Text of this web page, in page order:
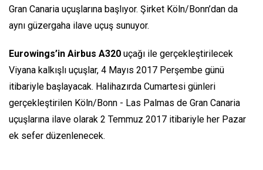
Gran Canaria uçuşlarına başlıyor. Şirket Köln/Bonn’dan da
aynı güzergaha ilave uçuş sunuyor.
Eurowings’in Airbus A320 uçağı ile gerçekleştirilecek
Viyana kalkışlı uçuşlar, 4 Mayıs 2017 Perşembe günü
itibariyle başlayacak. Halihazırda Cumartesi günleri
gerçekleştirilen Köln/Bonn - Las Palmas de Gran Canaria
uçuşlarına ilave olarak 2 Temmuz 2017 itibariyle her Pazar
ek sefer düzenlenecek.